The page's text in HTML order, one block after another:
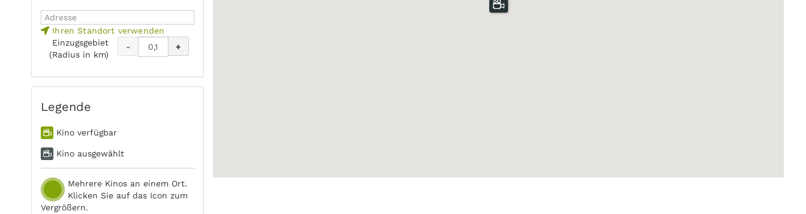
Ihren Standort verwenden
Einzugsgebiet
(Radius in km)
- +
Legende
Kino verfügbar
Kino ausgewählt
Mehrere Kinos an einem Ort.
Klicken Sie auf das Icon zum
Vergrößern.